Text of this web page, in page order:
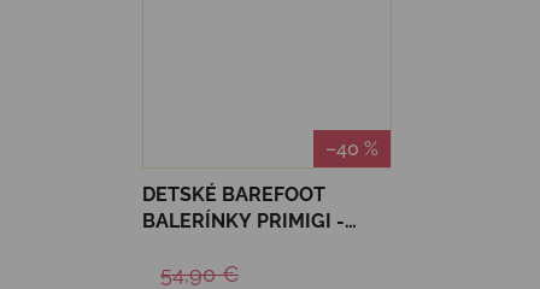
–40 %
DETSKÉ BAREFOOT
BALERÍNKY PRIMIGI -
54,90 €